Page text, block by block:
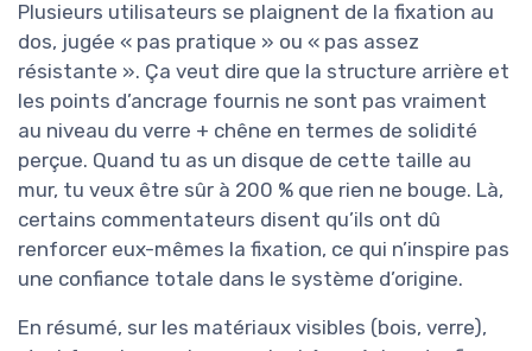
Plusieurs utilisateurs se plaignent de la fixation au
dos, jugée « pas pratique » ou « pas assez
résistante ». Ça veut dire que la structure arrière et
les points d’ancrage fournis ne sont pas vraiment
au niveau du verre + chêne en termes de solidité
perçue. Quand tu as un disque de cette taille au
mur, tu veux être sûr à 200 % que rien ne bouge. Là,
certains commentateurs disent qu’ils ont dû
renforcer eux-mêmes la fixation, ce qui n’inspire pas
une confiance totale dans le système d’origine.
En résumé, sur les matériaux visibles (bois, verre),